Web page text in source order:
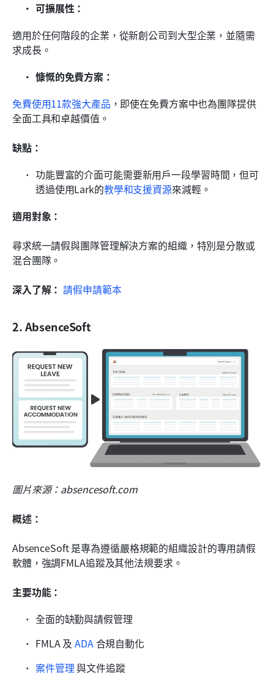
可擴展性：
適用於任何階段的企業，從新創公司到大型企業，並隨需
求成長。
慷慨的免費方案：
免費使用11款強大產品 ，即使在免費方案中也為團隊提供
全面工具和卓越價值。
缺點：
功能豐富的介面可能需要新用戶一段學習時間，但可
透過使用Lark的教學和支援資源來減輕。
適用對象：
尋求統一請假與團隊管理解決方案的組織，特別是分散或
混合團隊。
深入了解： 請假申請範本
2. AbsenceSoft
圖片來源：absencesoft.com
概述：
AbsenceSoft 是專為遵循嚴格規範的組織設計的專用請假
軟體，強調FMLA追蹤及其他法規要求。
主要功能：
全面的缺勤與請假管理
FMLA 及 ADA 合規自動化
案件管理 與文件追蹤